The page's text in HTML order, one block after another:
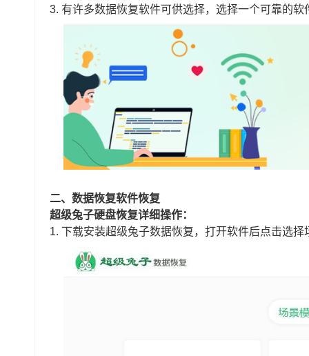
3. 有许多数据恢复软件可供选择，选择一个可靠的
二、数据恢复软件恢复
超级兔子硬盘恢复详细操作：
1. 下载安装超级兔子数据恢复，打开软件后点击选择